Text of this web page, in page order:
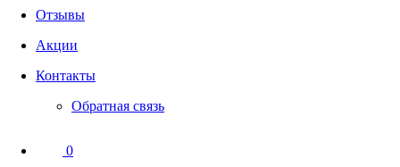
Отзывы
Акции
Контакты
Обратная связь
0